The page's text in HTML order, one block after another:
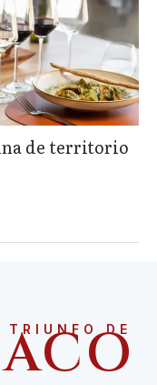
de territorio
TRIUNFO DE